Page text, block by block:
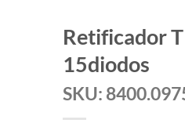
Retificador
15diodos
SKU: